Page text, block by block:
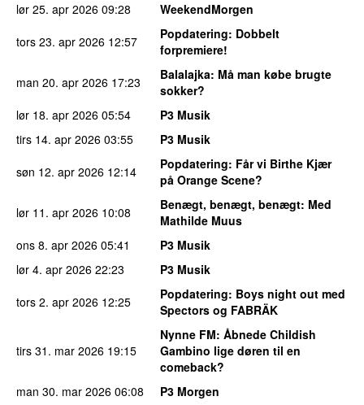
lør 25. apr 2026 09:28
WeekendMorgen
tors 23. apr 2026 12:57 Popdatering: Dobbelt
forpremiere!
man 20. apr 2026 17:23 Balalajka: Må man købe brugte
sokker?
lør 18. apr 2026 05:54
P3 Musik
tirs 14. apr 2026 03:55
P3 Musik
søn 12. apr 2026 12:14 Popdatering: Får vi Birthe Kjær
på Orange Scene?
lør 11. apr 2026 10:08 Benægt, benægt, benægt: Med
Mathilde Muus
ons 8. apr 2026 05:41
P3 Musik
lør 4. apr 2026 22:23
P3 Musik
tors 2. apr 2026 12:25 Popdatering: Boys night out med
Spectors og FABRÄK
tirs 31. mar 2026 19:15
Nynne FM: Åbnede Childish
Gambino lige døren til en
comeback?
man 30. mar 2026 06:08
P3 Morgen